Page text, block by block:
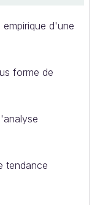
empirique d'une
forme de
tendance